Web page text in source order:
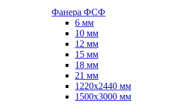
Фанера ФСФ
6 мм
10 мм
12 мм
15 мм
18 мм
21 мм
1220х2440 мм
1500х3000 мм